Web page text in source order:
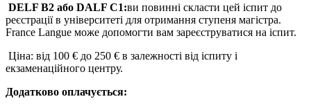
DELF B2 або DALF C1:ви повинні скласти цей іспит до
реєстрації в університеті для отримання ступеня магістра.
France Langue може допомогти вам зареєструватися на іспит.
Ціна: від 100 € до 250 € в залежності від іспиту і
екзаменаційного центру.
Додатково оплачується: